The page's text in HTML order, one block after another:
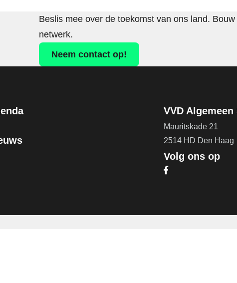
Beslis mee over de toekomst van ons land.
netwerk.
Neem contact op!
VVD
Mauritskade 21
2514 HD Den Haag
Volg ons op
Bezoek onze